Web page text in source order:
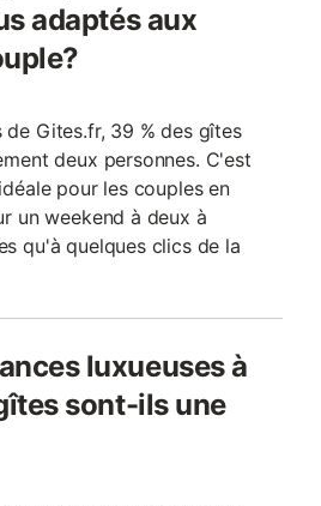
adaptés aux
de Gites.fr, 39 % des gîtes
deux personnes. C'est
pour les couples en
un weekend à deux à
qu'à quelques clics de la
luxueuses à
sont-ils une